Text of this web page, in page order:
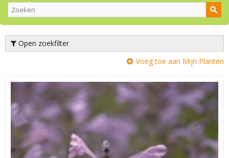
Open zoekfilter
Voeg toe aan Mijn Planten